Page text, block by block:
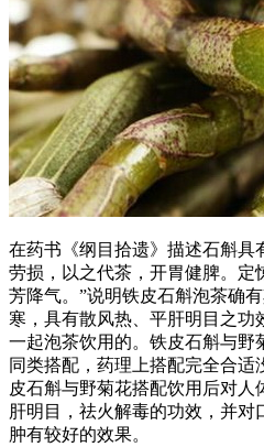
在药书《纲目拾遗》描述石斛具
劳损，以之代茶，开胃健脾。定
芳降气。”说明铁皮石斛泡茶确
寒，具有散风热、平肝明目之功
一起泡茶饮用的。铁皮石斛与野
同类搭配，药理上搭配完全合
皮石斛与野菊花搭配饮用后对
肝明目，祛火解毒的功效，并
肿有较好的效果。